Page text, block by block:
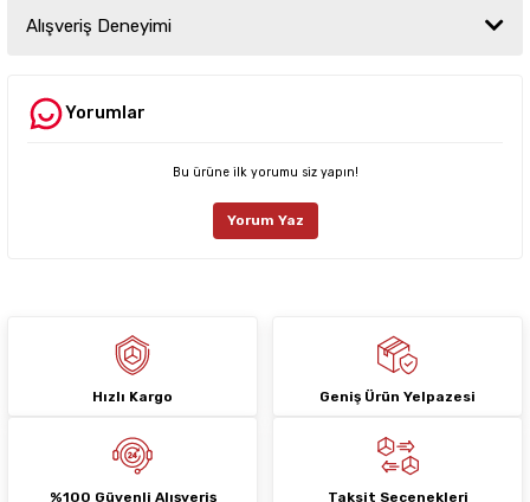
yetersiz gördüğünüz noktaları öneri formunu kullanarak tarafımıza
iletebilirsiniz.
Ürün resmi kalitesiz, bozuk veya görüntülenemiyor.
Ürün fiyatı diğer sitelerden daha pahalı.
Alışveriş Deneyimi
Deneyimini Paylaş
Yorumlar
Bu ürüne ilk yorumu siz yapın!
Yorum Yaz
Hızlı Kargo Geniş Ürün Yelpazesi
%100 Güvenli Alışveriş Taksit Seçenekleri